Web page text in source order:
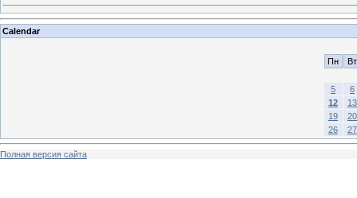
Calendar
Пн Вт
5
6
12
13
19
20
26
27
Полная версия сайта